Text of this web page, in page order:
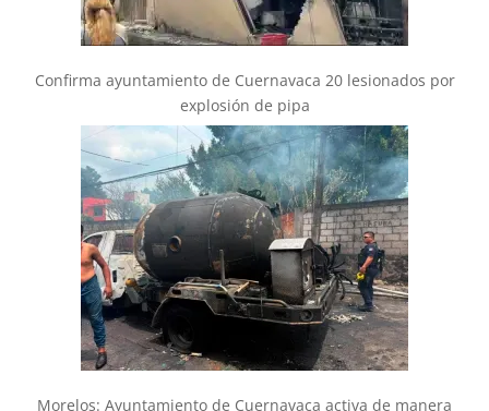
Confirma ayuntamiento de Cuernavaca 20 lesionados por
explosión de pipa
Morelos: Ayuntamiento de Cuernavaca activa de manera